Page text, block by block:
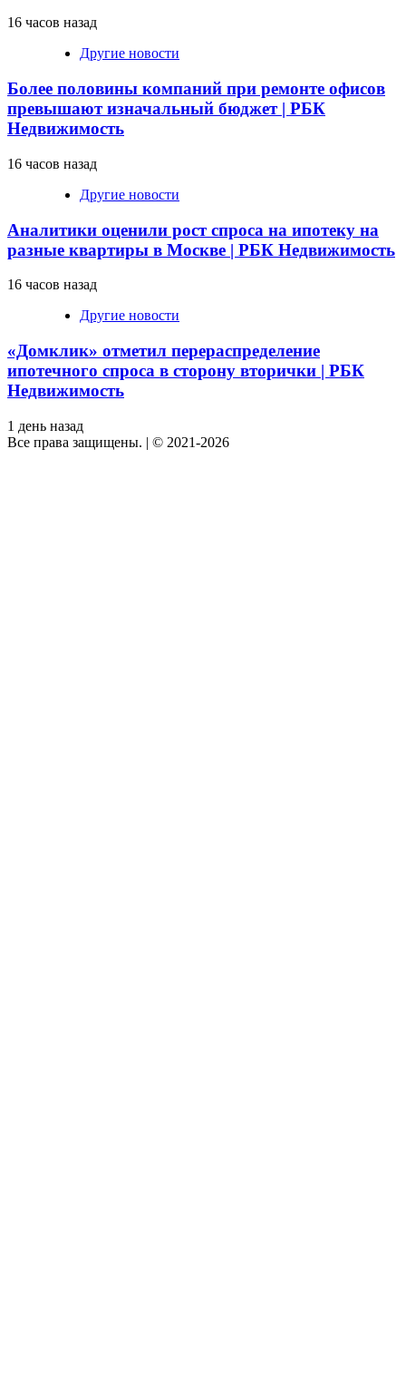
16 часов назад
Другие новости
Более половины компаний при ремонте офисов
превышают изначальный бюджет | РБК
Недвижимость
16 часов назад
Другие новости
Аналитики оценили рост спроса на ипотеку на
разные квартиры в Москве | РБК Недвижимость
16 часов назад
Другие новости
«Домклик» отметил перераспределение
ипотечного спроса в сторону вторички | РБК
Недвижимость
1 день назад
Все права защищены. | © 2021-2026